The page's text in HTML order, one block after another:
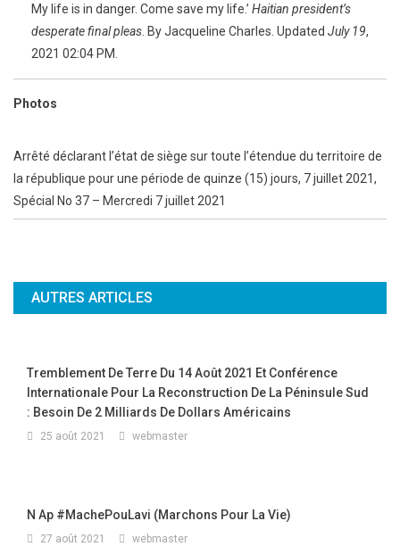
My life is in danger. Come save my life.’ Haitian president’s
desperate final pleas . By Jacqueline Charles. Updated July 19,
2021 02:04 PM.
Photos
Arrêté déclarant l’état de siège sur toute l’étendue du territoire de
la république pour une période de quinze (15) jours, 7 juillet 2021,
Spécial No 37 – Mercredi 7 juillet 2021
AUTRES ARTICLES
Tremblement De Terre Du 14 Août 2021 Et Conférence
Internationale Pour La Reconstruction De La Péninsule Sud
: Besoin De 2 Milliards De Dollars Américains
25 août 2021 webmaster
N Ap #MachePouLavi (Marchons Pour La Vie)
27 août 2021 webmaster